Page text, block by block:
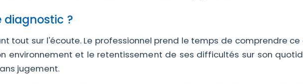
diagnostic ?
tout sur l'écoute. Le professionnel prend le temps de comprendre ce
environnement et le retentissement de ses difficultés sur son
jugement.